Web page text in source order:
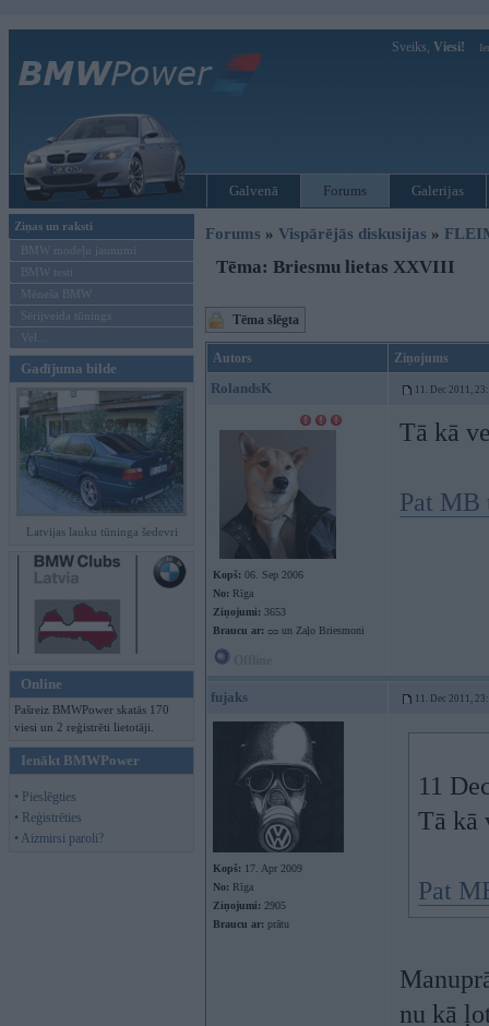
Sveiks, Viesi!
Galvenā Forums Galerijas
Ziņas un raksti
BMW modeļu jaunumi
BMW testi
Mēneša BMW
Sērijveida tūnings
Vel...
Gadījuma bilde
Latvijas lauku tūninga šedevri
Online
Pašreiz BMWPower skatās 170
viesi un 2 reģistrēti lietotāji.
Ienākt BMWPower
• Pieslēgties
• Reģistrēties
• Aizmirsi paroli?
Forums » Vispārējās diskusijas »
Tēma: Briesmu lietas XXVIII
Tēma slēgta
Autors Ziņojums
RolandsK 11. Dec 2011,
Kopš: 06. Sep 2006
No: Rīga
Ziņojumi: 3653
Braucu ar: ᴑᴑ un Zaļo Briesmoni
Tā kā
Pat MB
fujaks 11. Dec 2011,
Kopš: 17. Apr 2009
No: Rīga
Ziņojumi: 2905
Braucu ar: prātu
11
Tā kā
Pat
nu kā